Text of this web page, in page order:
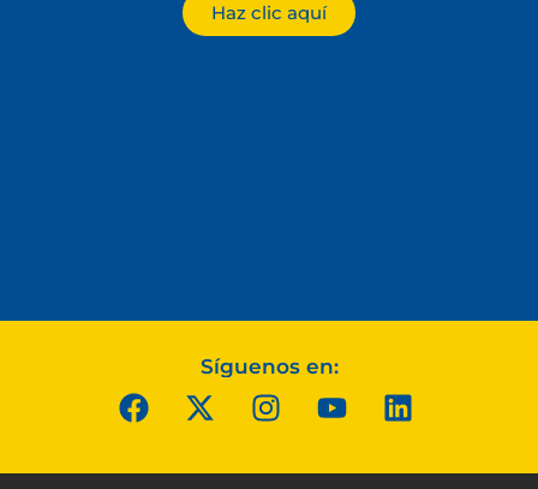
Haz clic aquí
Síguenos en: